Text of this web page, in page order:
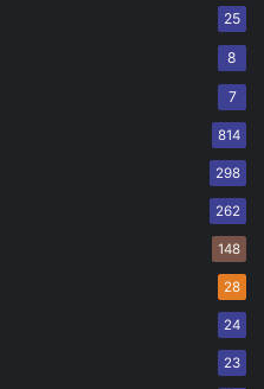
25
8
7
814
298
262
148
28
24
23